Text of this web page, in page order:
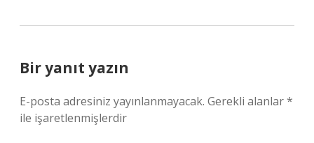
Bir yanıt yazın
E-posta adresiniz yayınlanmayacak. Gerekli alanlar*
ile işaretlenmişlerdir